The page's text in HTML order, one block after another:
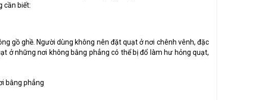
cần biết:
gồ ghề. Người dùng không nên đặt quạt ở nơi chênh vênh, đặc
ở những nơi không bằng phẳng có thể bị đổ làm hư hỏng quạt,